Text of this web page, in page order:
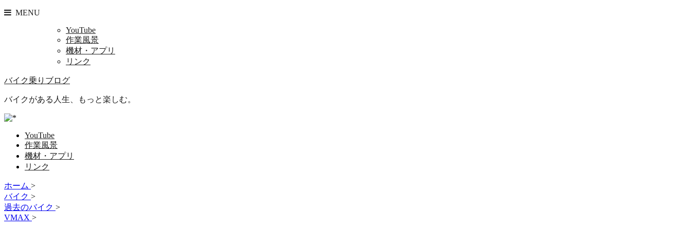
MENU
YouTube
作業風景
機材・アプリ
リンク
バイク乗りブログ
バイクがある人生、もっと楽しむ。
YouTube
作業風景
機材・アプリ
リンク
ホーム >
バイク >
過去のバイク >
VMAX >